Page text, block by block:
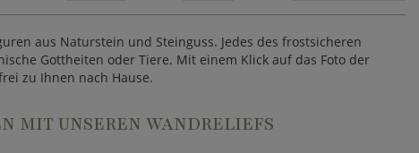
aus Naturstein und Steinguss. Jedes des frostsicheren
Gottheiten oder Tiere. Mit einem Klick auf das Foto der
zu Ihnen nach Hause.
MIT UNSEREN WANDRELIEFS